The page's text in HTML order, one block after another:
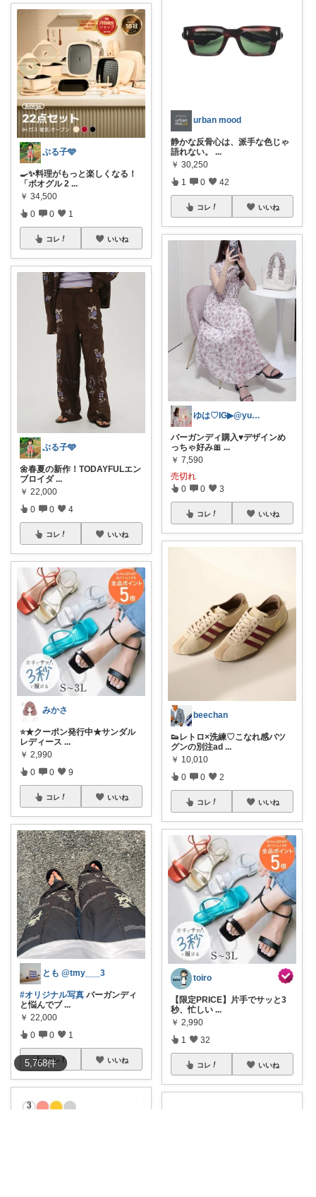
5,768件
ぶる子🩵
🍳✨料理がもっと楽しくなる！
「ボオグル 2 ...
￥ 34,500
0 0 1
コレ いいね
ぶる子🩵
🌼春夏の新作！TODAYFULエン
ブロイダ ...
￥ 22,000
0 0 4
コレ いいね
みかさ
⭐️★クーポン発行中★サンダル
レディース ...
￥ 2,990
0 0 9
コレ いいね
とも @tmy___3
#オリジナル写真 バーガンディ
と悩んでブ ...
￥ 22,000
0 0 1
コレ いいね
urban mood
静かな反骨心は、派手な色じゃ
語れない。 ...
￥ 30,250
1 0 42
コレ いいね
ゆは♡IG▶︎@yuha_87
バーガンディ購入♥️デザインめ
っちゃ好み🎀 ...
￥ 7,590
売切れ
0 0 3
コレ いいね
beechan
👟レトロ×洗練♡こなれ感バツ
グンの別注ad ...
￥ 10,010
0 0 2
コレ いいね
toiro
【限定PRICE】片手でサッと3
秒、忙しい ...
￥ 2,990
1 32
コレ いいね